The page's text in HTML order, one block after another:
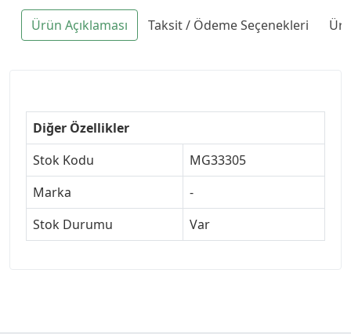
Ürün Açıklaması Taksit / Ödeme Seçenekleri
Diğer Özellikler
Stok Kodu
MG33305
Marka
-
Stok Durumu
Var